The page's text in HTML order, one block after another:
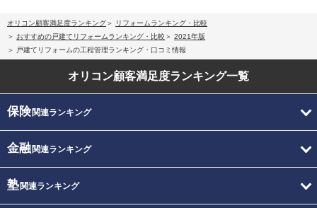
オリコン顧客満足度ランキング
リフォームランキング・比較
おすすめの戸建てリフォームランキング・比較
2021年版
戸建てリフォームの工程管理ランキング・口コミ情報
オリコン顧客満足度ランキング一覧
保険関連ランキング
金融関連ランキング
塾関連ランキング